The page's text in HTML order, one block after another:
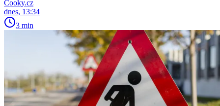
Cooky.cz
dnes, 13:34
3 min